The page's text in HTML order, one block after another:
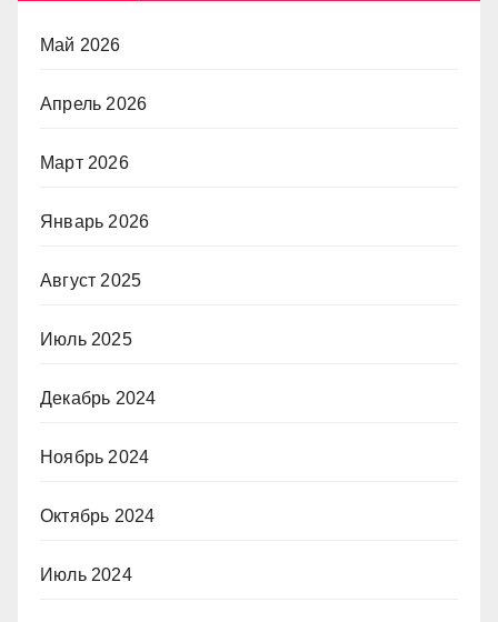
Май 2026
Апрель 2026
Март 2026
Январь 2026
Август 2025
Июль 2025
Декабрь 2024
Ноябрь 2024
Октябрь 2024
Июль 2024